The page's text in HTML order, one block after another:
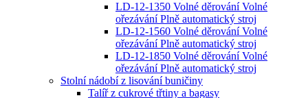
LD-12-1350 Volné děrování Volné
ořezávání Plně automatický stroj
LD-12-1560 Volné děrování Volné
ořezávání Plně automatický stroj
LD-12-1850 Volné děrování Volné
ořezávání Plně automatický stroj
Stolní nádobí z lisování buničiny
Talíř z cukrové třtiny a bagasy